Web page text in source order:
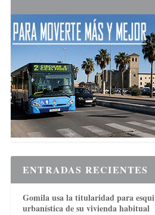
ENTRADAS RECIENTES
Gomila usa la titularidad para
urbanística de su vivienda habitual